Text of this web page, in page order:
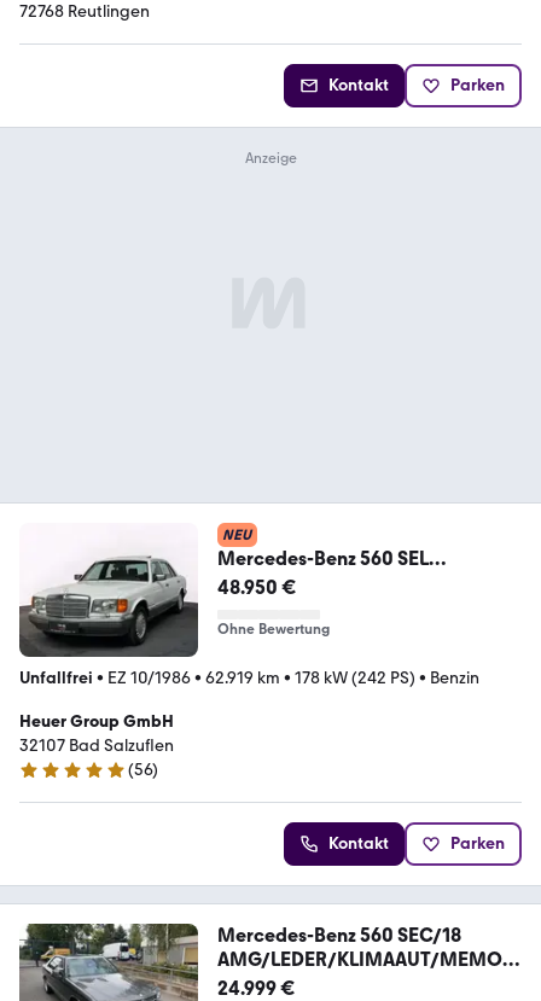
72768 Reutlingen
Kontakt Parken
NEU
Mercedes-Benz 560 SEL
/SHZ/MEMORY/SCHIEBEDACH/S
48.950 €
Ohne Bewertung
Unfallfrei • EZ 10/1986• 62.919 km • 178 kW (242 PS) • Benzin
Heuer Group GmbH
32107 Bad Salzuflen
4.9 Sterne
(56)
Kontakt Parken
Mercedes-Benz 560 SEC/18
AMG/LEDER/KLIMAAUT/MEMOR
Y/SHZ/VOLL
24.999 €